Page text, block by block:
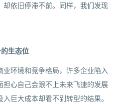
却依旧停滞不前。同样，我们发现
生态位
环境和竞争格局，许多企业陷入
担心自己会跟不上未来飞速的发展
巨大成本却看不到转型的结果。